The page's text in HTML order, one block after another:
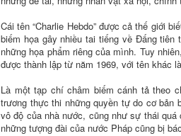
Cái tên “Charlie Hebdo” được cả thế giới
biếm họa gây nhiều tai tiếng về Đấng
những họa phẩm riêng của mình. Tuy
được thành lập từ năm 1969, với tên khác là
Là một tạp chí châm biếm cánh tả theo
trương thực thi những quyền tự do cơ bản
vô độ của nhà nước, cũng như sự thái
những tượng đài của nước Pháp cũng bị